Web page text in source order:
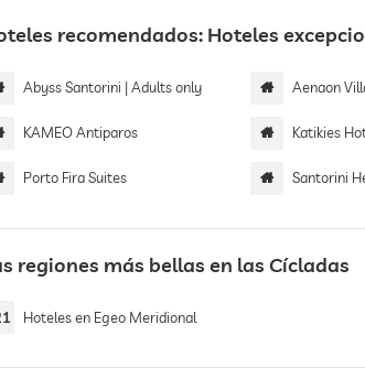
recomendados: Hoteles
Abyss Santorini | Adults only Aenaon
KAMEO Antiparos Katikies
Porto Fira Suites Santorini
regiones más bellas en las Cícladas
Hoteles en Egeo Meridional